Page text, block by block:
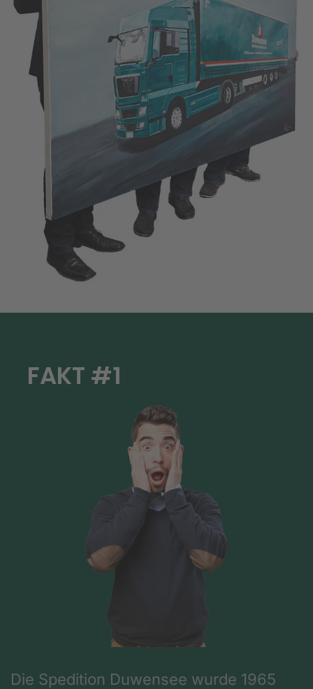
FAKT #1
Die Spedition Duwensee wurde 1965